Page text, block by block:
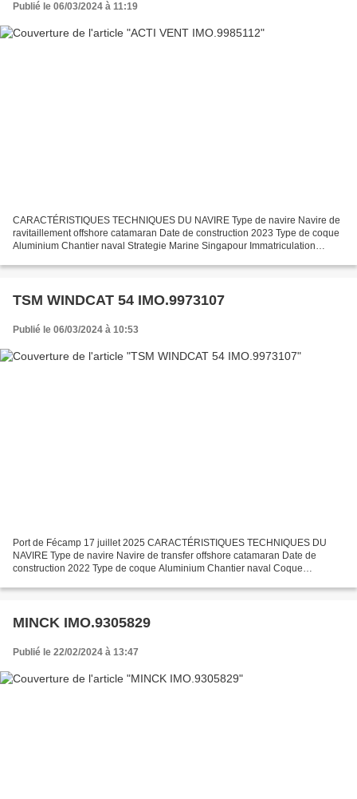
Publié le 06/03/2024 à 11:19
CARACTÉRISTIQUES TECHNIQUES DU NAVIRE Type de navire Navire de
ravitaillement offshore catamaran Date de construction 2023 Type de coque
Aluminium Chantier naval Strategie Marine Singapour Immatriculation
TSM WINDCAT 54 IMO.9973107
Publié le 06/03/2024 à 10:53
Port de Fécamp 17 juillet 2025 CARACTÉRISTIQUES TECHNIQUES DU
NAVIRE Type de navire Navire de transfer offshore catamaran Date de
construction 2022 Type de coque Aluminium Chantier naval Coque
MINCK IMO.9305829
Publié le 22/02/2024 à 13:47